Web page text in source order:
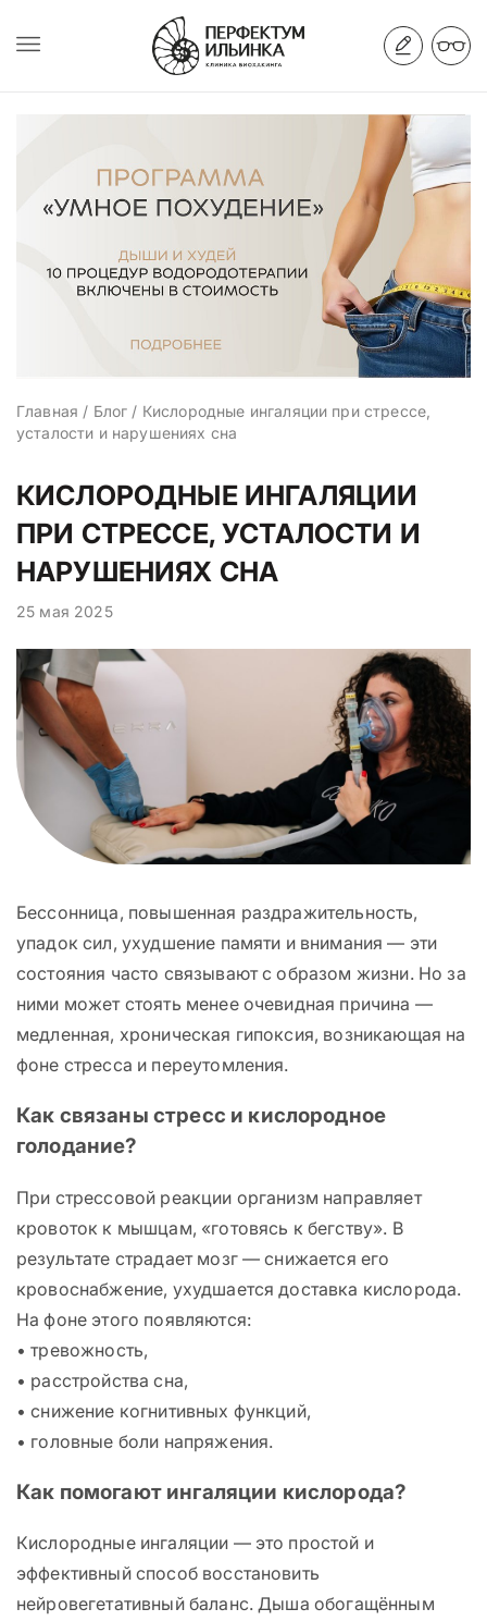
Главная / Блог / Кислородные ингаляции при стрессе,
усталости и нарушениях сна
КИСЛОРОДНЫЕ ИНГАЛЯЦИИ
ПРИ СТРЕССЕ, УСТАЛОСТИ И
НАРУШЕНИЯХ СНА
25 мая 2025
Бессонница, повышенная раздражительность,
упадок сил, ухудшение памяти и внимания — эти
состояния часто связывают с образом жизни. Но за
ними может стоять менее очевидная причина —
медленная, хроническая гипоксия, возникающая на
фоне стресса и переутомления.
Как связаны стресс и кислородное
голодание?
При стрессовой реакции организм направляет
кровоток к мышцам, «готовясь к бегству». В
результате страдает мозг — снижается его
кровоснабжение, ухудшается доставка кислорода.
На фоне этого появляются:
• тревожность,
• расстройства сна,
• снижение когнитивных функций,
• головные боли напряжения.
Как помогают ингаляции кислорода?
Кислородные ингаляции — это простой и
эффективный способ восстановить
нейровегетативный баланс. Дыша обогащённым